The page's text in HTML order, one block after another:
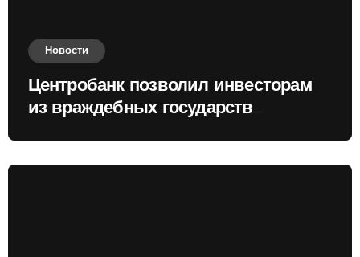
Новости
Центробанк позволил инвесторам
из враждебных государств